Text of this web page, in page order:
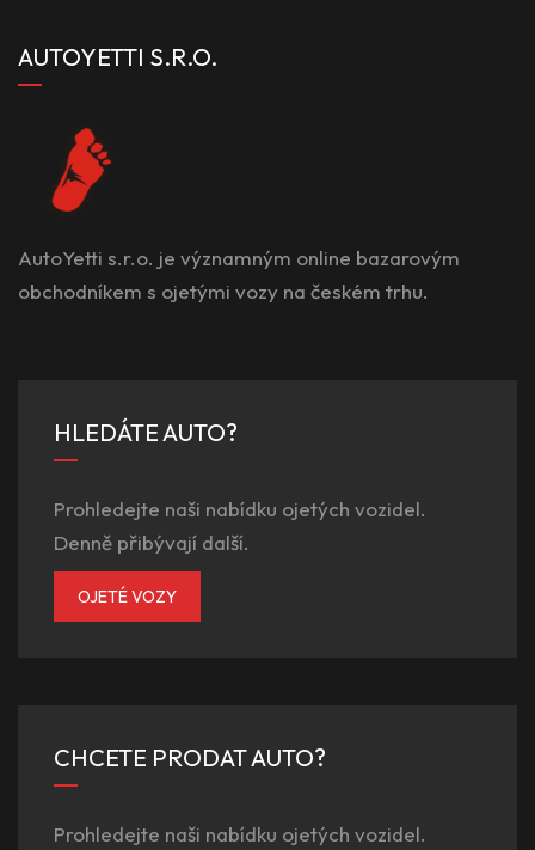
AUTOYETTI S.R.O.
AutoYetti s.r.o. je významným online bazarovým
obchodníkem s ojetými vozy na českém trhu.
HLEDÁTE AUTO?
Prohledejte naši nabídku ojetých vozidel.
Denně přibývají další.
OJETÉ VOZY
CHCETE PRODAT AUTO?
Prohledejte naši nabídku ojetých vozidel.